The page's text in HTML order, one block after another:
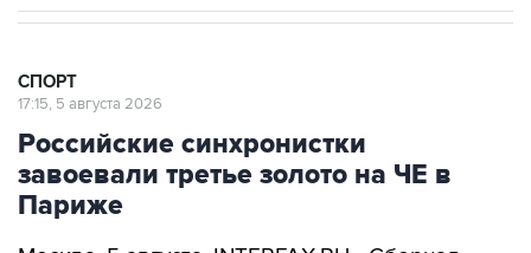
СПОРТ
17:15, 5 августа 2026
Российские синхронистки
завоевали третье золото на ЧЕ в
Париже